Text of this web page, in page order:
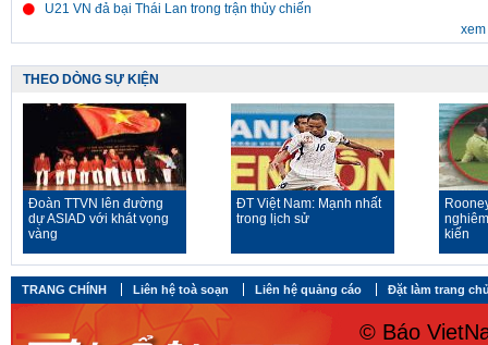
U21 VN đả bại Thái Lan trong trận thủy chiến
THEO DÒNG SỰ KIỆN
Đoàn TTVN lên đường
dự ASIAD với khát vọng
vàng
ĐT Việt Nam: Mạnh nhất
trong lịch sử
kiến
TRANG CHÍNH Liên hệ toà soạn Liên hệ quảng cáo Đặt làm trang
© Báo